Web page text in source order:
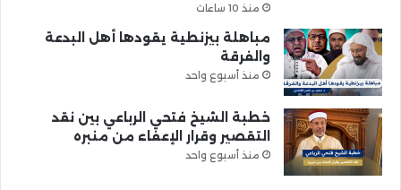
منذ 10 ساعات
مباهلة بيزنطية يقودها أهل البدعة
والفرقة
منذ أسبوع واحد
خطبة الشيخ فتحي الرباعي بين نقد
التقصير وقرار الإعفاء من منبره
منذ أسبوع واحد